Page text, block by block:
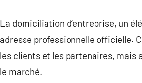
La domiciliation d’entreprise, un
adresse professionnelle officielle.
les clients et les partenaires, mais
le marché.